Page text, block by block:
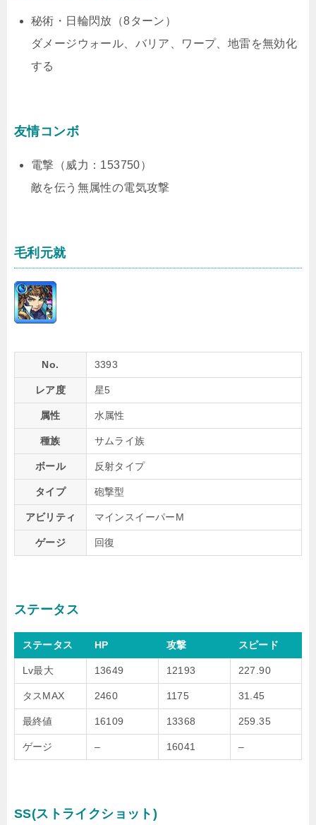
秘術・日輪閃放（8ターン）
ダメージウォール、バリア、ワープ、地雷を無効化
する
友情コンボ
電撃（威力：153750）
敵を伝う無属性の電気攻撃
毛利元就
No. 3393
レア度 星5
属性 水属性
種族 サムライ族
ボール 反射タイプ
タイプ 砲撃型
アビリティ マインスイーパーM
ゲージ 回復
ステータス
ステータス HP 攻撃 スピード
Lv最大 13649 12193 227.90
タスMAX 2460 1175 31.45
最終値 16109 13368 259.35
ゲージ – 16041 –
SS(ストライクショット)